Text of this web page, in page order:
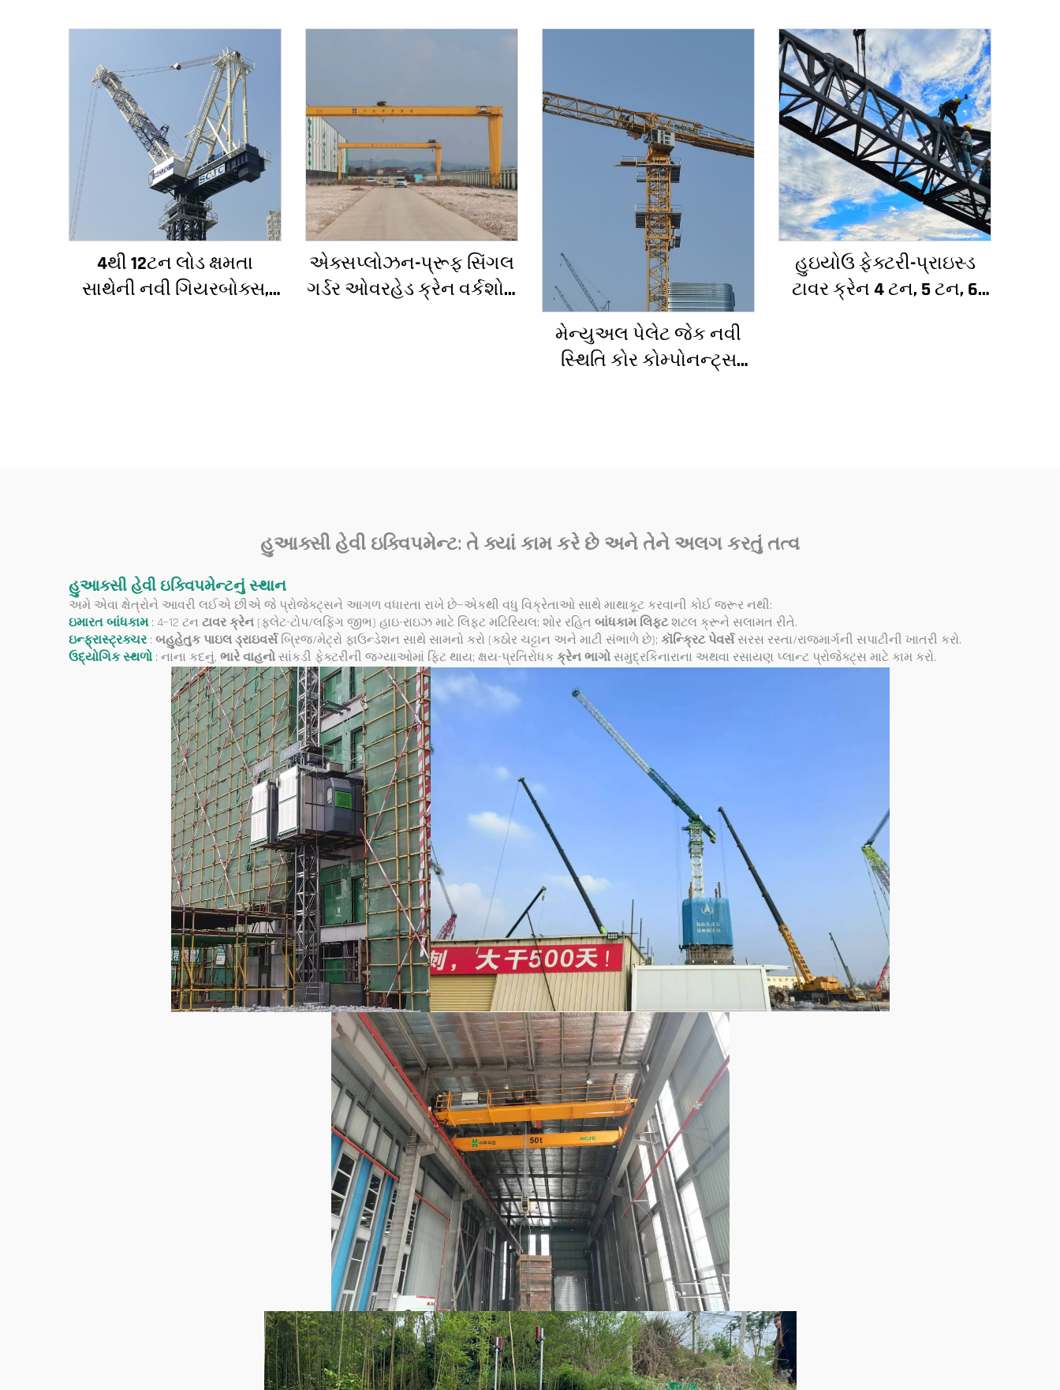
4થી 12ટન લોડ ક્ષમતા
સાથેની નવી ગિયરબોક્સ,
એક્સપ્લોઝન-પ્રૂફ સિંગલ
ગર્ડર ઓવરહેડ ક્રેન વર્કશોપ
મેન્યુઅલ પેલેટ જેક નવી
સ્થિતિ કોર કોમ્પોનન્ટ્સ
હુઇયોઉ ફેક્ટરી-પ્રાઇસ્ડ
ટાવર ક્રેન 4 ટન, 5 ટન, 6
હુઆક્સી હેવી ઇક્વિપમેન્ટ: તે ક્યાં કામ કરે છે અને તેને અલગ કરતું તત્વ
હુઆક્સી હેવી ઇક્વિપમેન્ટનું સ્થાન
અમે એવા ક્ષેત્રોને આવરી લઈએ છીએ જે પ્રોજેક્ટ્સને આગળ વધારતા રાખે છે—એકથી વધુ વિક્રેતાઓ સાથે માથાકૂટ કરવાની કોઈ જરૂર નથી:
ઇમારત બાંધકામ: 4–12 ટન ટાવર ક્રેન (ફ્લેટ-ટોપ/લફિંગ જીભ) હાઇ-રાઇઝ માટે લિફ્ટ મટિરિયલ; શોર રહિત બાંધકામ લિફ્ટશટલ ક્રૂને સલામત રીતે.
ઇન્ફ્રાસ્ટ્રક્ચર: બહુહેતુક પાઇલ ડ્રાઇવર્સબ્રિજ/મેટ્રો ફાઉન્ડેશન સાથે સામનો કરો (કઠોર ચટ્ટાન અને માટી સંભાળે છે); કૉન્ક્રિટ પેવર્સસરસ રસ્તા/રાજમાર્ગની સપાટીની ખાતરી કરો.
ઉદ્યોગિક સ્થળો : નાના કદનું, ભારે વાહનોસાંકડી ફેક્ટરીની જગ્યાઓમાં ફિટ થાય; ક્ષય-પ્રતિરોધકક્રેન ભાગોસમુદ્રકિનારાના અથવા રસાયણ પ્લાન્ટ પ્રોજેક્ટ્સ માટે કામ કરો.